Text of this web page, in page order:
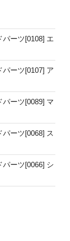
ーツ[0108] エ
ーツ[0107] ア
ーツ[0089] マ
ーツ[0068] ス
ーツ[0066] シ